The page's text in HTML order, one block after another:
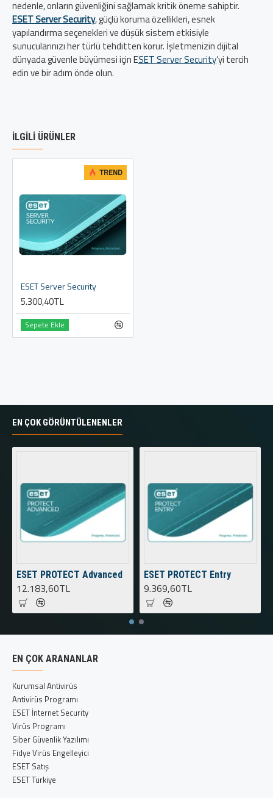
nedenle, onların güvenliğini sağlamak kritik öneme sahiptir.
ESET Server Security, güçlü koruma özellikleri, esnek
yapılandırma seçenekleri ve düşük sistem etkisiyle
sunucularınızı her türlü tehditten korur. İşletmenizin dijital
dünyada güvenle büyümesi için ESET Server Security’yi tercih
edin ve bir adım önde olun.
İLGILI ÜRÜNLER
TREND
ESET Server Security
5.300,40TL
Sepete Ekle
EN ÇOK GÖRÜNTÜLENENLER
ESET PROTECT Advanced
12.183,60TL
ESET PROTECT Entry
9.369,60TL
EN ÇOK ARANANLAR
Kurumsal Antivirüs
Antivirüs Programı
ESET İnternet Security
Virüs Programı
Siber Güvenlik Yazılımı
Fidye Virüs Engelleyici
ESET Satış
ESET Türkiye